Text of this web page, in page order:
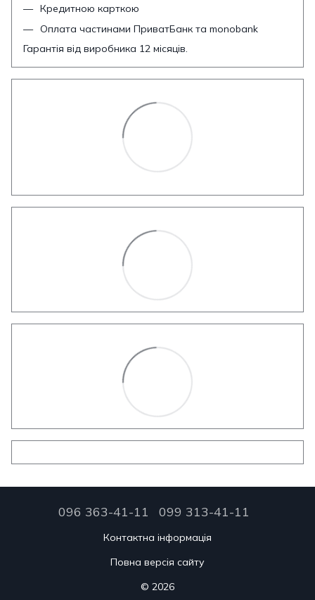
Кредитною карткою
Оплата частинами ПриватБанк та monobank
Гарантія від виробника 12 місяців.
096 363-41-11 099 313-41-11
Контактна інформація
Повна версія сайту
© 2026